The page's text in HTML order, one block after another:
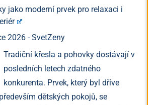
jako moderní prvek pro relaxaci i
2026 -SvetZeny
Tradiční křesla a pohovky dostávají v
posledních letech zdatného
konkurenta. Prvek, který byl dříve
dětských pokojů, se